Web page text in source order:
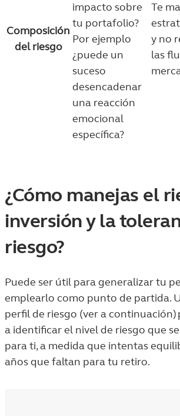
Composición
del riesgo
impacto sobre
tu portafolio?
Por ejemplo
¿puede un
suceso
desencadenar
una reacción
emocional
específica?
Te
y no
las
¿Cómo manejas el
inversión y la
riesgo?
Puede ser útil para generalizar tu
emplearlo como punto de partida.
perfil de riesgo (ver a continuación)
a identificar el nivel de riesgo que
para ti, a medida que intentas
años que faltan para tu retiro.